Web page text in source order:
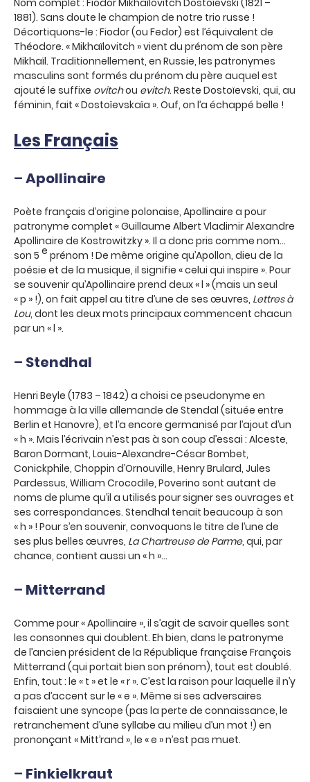
Nom complet : Fiodor Mikhaïlovitch Dostoïevski (1821 –
1881). Sans doute le champion de notre trio russe !
Décortiquons-le : Fiodor (ou Fedor) est l’équivalent de
Théodore. « Mikhaïlovitch » vient du prénom de son père
Mikhaïl. Traditionnellement, en Russie, les patronymes
masculins sont formés du prénom du père auquel est
ajouté le suffixe ovitchou evitch. Reste Dostoïevski, qui, au
féminin, fait « Dostoïevskaïa ». Ouf, on l’a échappé belle !
Les Français
–Apollinaire
Poète français d’origine polonaise, Apollinaire a pour
patronyme complet « Guillaume Albert Vladimir Alexandre
Apollinaire de Kostrowitzky ». Il a donc pris comme nom…
son 5 e prénom ! De même origine qu’Apollon, dieu de la
poésie et de la musique, il signifie « celui qui inspire ». Pour
se souvenir qu’Apollinaire prend deux « l » (mais un seul
« p » !), on fait appel au titre d’une de ses œuvres, Lettres à
Lou, dont les deux mots principaux commencent chacun
par un « l ».
– Stendhal
Henri Beyle (1783 – 1842) a choisi ce pseudonyme en
hommage à la ville allemande de Stendal (située entre
Berlin et Hanovre), et l’a encore germanisé par l’ajout d’un
« h ». Mais l’écrivain n’est pas à son coup d’essai : Alceste,
Baron Dormant, Louis-Alexandre-César Bombet,
Conickphile, Choppin d’Ornouville, Henry Brulard, Jules
Pardessus, William Crocodile, Poverino sont autant de
noms de plume qu’il a utilisés pour signer ses ouvrages et
ses correspondances. Stendhal tenait beaucoup à son
« h » ! Pour s’en souvenir, convoquons le titre de l’une de
ses plus belles œuvres, La Chartreuse de Parme, qui, par
chance, contient aussi un « h »…
– Mitterrand
Comme pour « Apollinaire », il s’agit de savoir quelles sont
les consonnes qui doublent. Eh bien, dans le patronyme
de l’ancien président de la République française François
Mitterrand (qui portait bien son prénom), tout est doublé.
Enfin, tout : le « t » et le « r ». C’est la raison pour laquelle il n’y
a pas d’accent sur le « e ». Même si ses adversaires
faisaient une syncope (pas la perte de connaissance, le
retranchement d’une syllabe au milieu d’un mot !) en
prononçant « Mitt’rand », le « e » n’est pas muet.
– Finkielkraut